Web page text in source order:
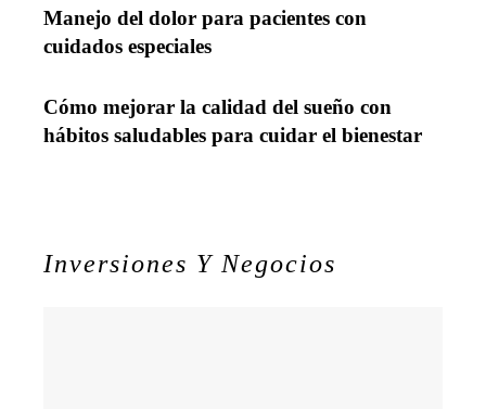
Manejo del dolor para pacientes con
cuidados especiales
Cómo mejorar la calidad del sueño con
hábitos saludables para cuidar el bienestar
Inversiones Y Negocios